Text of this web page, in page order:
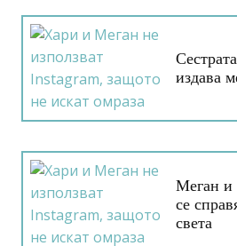
издава
Меган и
се
света